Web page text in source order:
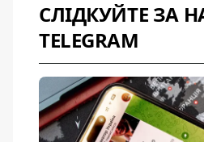
СЛІДКУЙТЕ ЗА
TELEGRAM